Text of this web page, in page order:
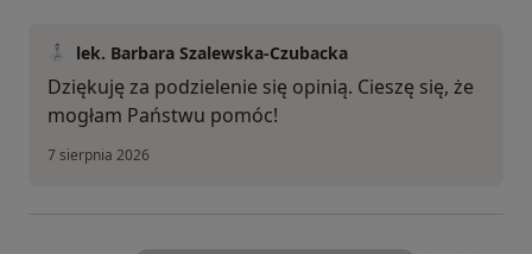
lek. Barbara Szalewska-Czubacka
Dziękuję za podzielenie się opinią. Cieszę się, że
mogłam Państwu pomóc!
7 sierpnia 2026